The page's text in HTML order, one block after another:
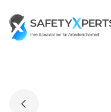
content
Go to landing page.